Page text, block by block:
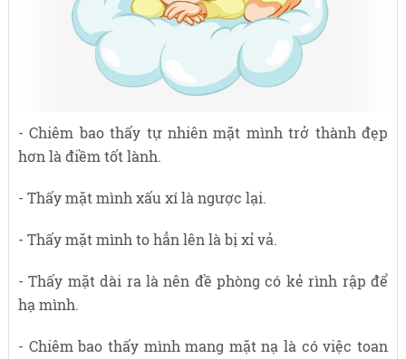
- Chiêm bao thấy tự nhiên mặt mình trở thành đẹp
hơn là điềm tốt lành.
- Thấy mặt mình xấu xí là ngược lại.
- Thấy mặt mình to hẳn lên là bị xỉ vả.
- Thấy mặt dài ra là nên đề phòng có kẻ rình rập để
hạ mình.
- Chiêm bao thấy mình mang mặt nạ là có việc toan